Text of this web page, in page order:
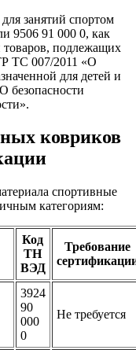
занятий спортом
9506 91 000 0, как
подлежащих
ТС 007/2011 «О
для детей и
безопасности
ковриков
спортивные
категориям:
Код
ТН
ВЭД
Требование
3924
90
000
0
Не требуется